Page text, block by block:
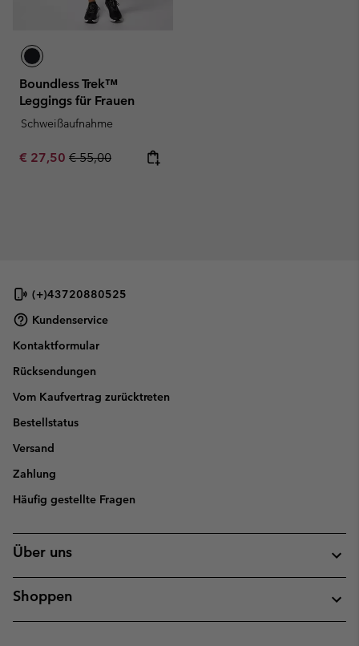
Boundless Trek™
Leggings für Frauen
Schweißaufnahme
Sale price:
€ 27,50 Regular price:
€ 55,00
(+)43720880525
Kundenservice
Kontaktformular
Rücksendungen
Vom Kaufvertrag zurücktreten
Bestellstatus
Versand
Zahlung
Häufig gestellte Fragen
Über uns
Shoppen